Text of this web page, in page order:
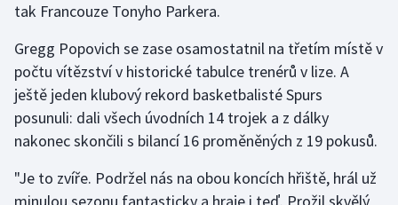
Judo
Krasobruslení
Lyže a snowboard
tak Francouze Tonyho Parkera.
Gregg Popovich se zase osamostatnil na třetím místě v
počtu vítězství v historické tabulce trenérů v lize. A
ještě jeden klubový rekord basketbalisté Spurs
posunuli: dali všech úvodních 14 trojek a z dálky
nakonec skončili s bilancí 16 proměněných z 19 pokusů.
"Je to zvíře. Podržel nás na obou koncích hřiště, hrál už